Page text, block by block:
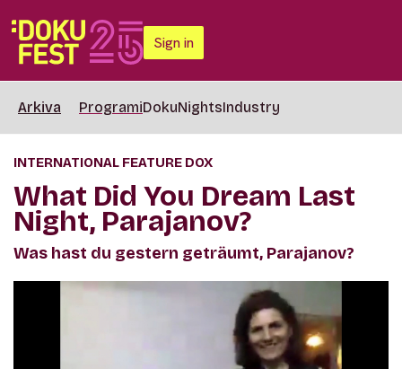
Sign in
Arkiva ProgramiDokuNightsIndustry
INTERNATIONAL FEATURE DOX
What Did You Dream Last
Night, Parajanov?
Was hast du gestern geträumt, Parajanov?